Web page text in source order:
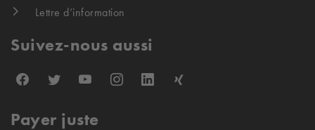
Lettre d’information
Suivez-nous aussi
Payer juste